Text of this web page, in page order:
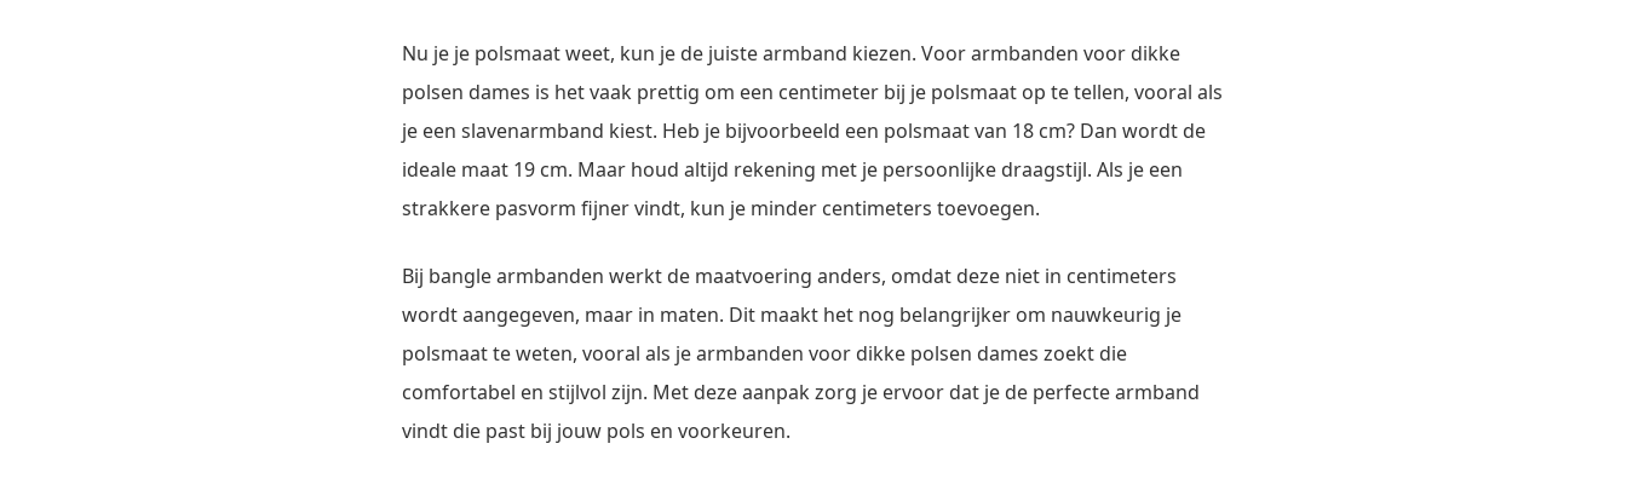
Nu je je polsmaat weet, kun je de juiste armband kiezen. Voor armbanden voor dikke
polsen dames is het vaak prettig om een centimeter bij je polsmaat op te tellen, vooral als
je een slavenarmband kiest. Heb je bijvoorbeeld een polsmaat van 18 cm? Dan wordt de
ideale maat 19 cm. Maar houd altijd rekening met je persoonlijke draagstijl. Als je een
strakkere pasvorm fijner vindt, kun je minder centimeters toevoegen.
Bij bangle armbanden werkt de maatvoering anders, omdat deze niet in centimeters
wordt aangegeven, maar in maten. Dit maakt het nog belangrijker om nauwkeurig je
polsmaat te weten, vooral als je armbanden voor dikke polsen dames zoekt die
comfortabel en stijlvol zijn. Met deze aanpak zorg je ervoor dat je de perfecte armband
vindt die past bij jouw pols en voorkeuren.